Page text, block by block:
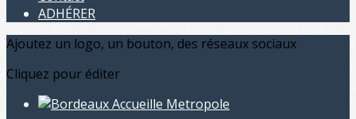
ADHÉRER
Ajoutez un logo, un bouton, des réseaux sociaux
Cliquez pour éditer